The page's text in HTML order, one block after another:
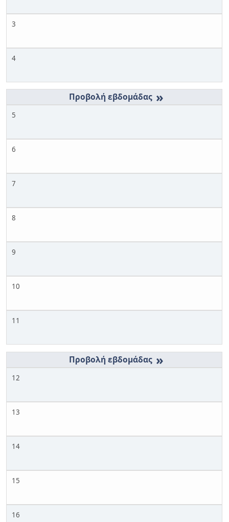
3
4
»
5
6
7
8
9
10
11
»
12
13
14
15
16